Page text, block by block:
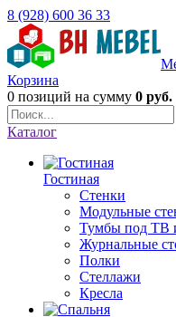
8 (928) 600 36 33
Корзина
0 позиций на сумму 0 руб.
Каталог
Гостиная
Стенки
Модульные
Тумбы под ТВ
Журнальные
Полки
Стеллажи
Кресла